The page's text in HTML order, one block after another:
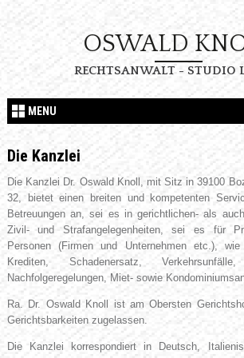
OSWALD
RECHTSANWALT - STUDIO
MENU
Die Kanzlei
Die Kanzlei Dr. Oswald Knoll, mit Sitz in 39100
32, bietet einen breiten und kompetenten
Betreuungen an, sei es in gerichtlichen- als
Zivil- und Strafangelegenheiten, sei es für
Personen (Firmen und Unternehmen etc.),
Krediten, Schadenersatz,
Nachfolgeregelungen, Miet- sowie
Ra. Dr. Oswald Knoll ist am Obersten
Gerichtsbarkeiten zugelassen.
Die Kanzlei korrespondiert in Deutsch,